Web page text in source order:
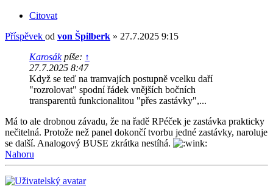
Citovat
Příspěvek od von Špilberk » 27.7.2025 9:15
Karosákpíše: ↑
27.7.2025 8:47
Když se teď na tramvajích postupně vcelku daří
"rozrolovat" spodní řádek vnějších bočních
transparentů funkcionalitou "přes zastávky",...
Má to ale drobnou závadu, že na řadě RPéček je zastávka prakticky
nečitelná. Protože než panel dokončí tvorbu jedné zastávky, naroluje
se další. Analogový BUSE zkrátka nestíhá.
Nahoru